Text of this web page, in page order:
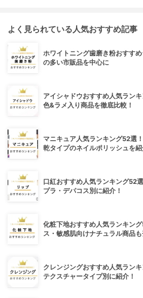
よく見られている人気おすすめ記事
ホワイトニング歯磨き粉おすす
の多い市販品を中心に
アイシャドウおすすめ人気ラン
色&ラメ入り商品を徹底比較！
マニキュア人気ランキング52選
乾タイプのネイルポリッシュを紹
口紅おすすめ人気ランキング52
プラ・デパコス別に紹介！
化粧下地おすすめ人気ランキン
ス・敏感肌向けナチュラル商品も
クレンジングおすすめ人気ラン
テクスチャータイプ別に紹介！